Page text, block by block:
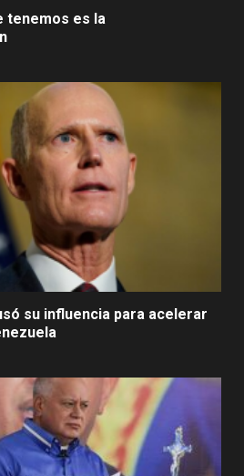
tenemos es la
su influencia para acelerar